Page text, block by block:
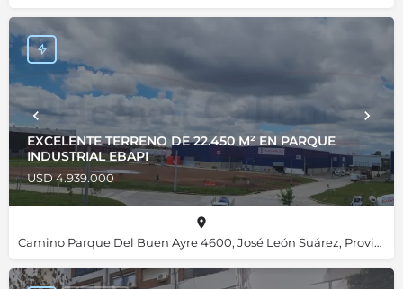
EXCELENTE TERRENO DE 22.450 M² EN PARQUE
INDUSTRIAL EBAPI
USD 4.939.000
Camino Parque Del Buen Ayre 4600, José León Suárez, Provincia de Buenos Aires, B1655JZA, Argentina, -34.52707, -58.58914